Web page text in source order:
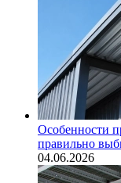
Особенности
правильно
04.06.2026